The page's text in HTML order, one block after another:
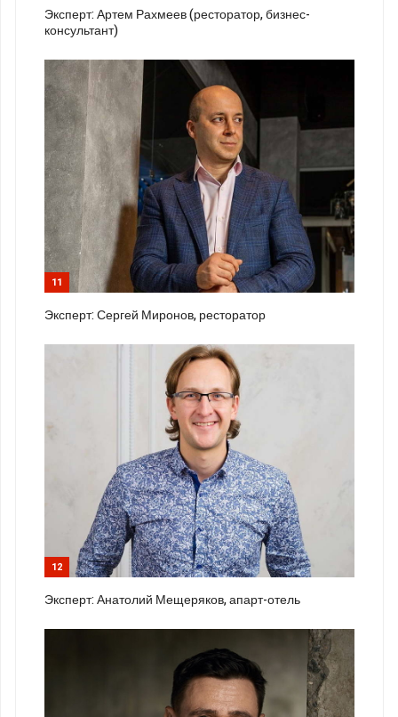
Эксперт: Артем Рахмеев (ресторатор, бизнес-
консультант)
11
Эксперт: Сергей Миронов, ресторатор
12
Эксперт: Анатолий Мещеряков, апарт-отель